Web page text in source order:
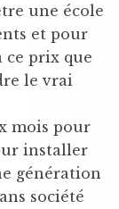
une école
et pour
ce prix que
le vrai
mois pour
installer
génération
société